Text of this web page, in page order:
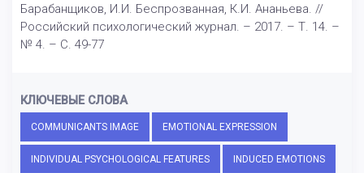
Барабанщиков, И.И. Беспрозванная, К.И. Ананьева. //
Российский психологический журнал. – 2017. – Т. 14. –
№ 4. – С. 49-77
КЛЮЧЕВЫЕ СЛОВА
COMMUNICANTS IMAGE EMOTIONAL EXPRESSION
INDIVIDUAL PSYCHOLOGICAL FEATURES INDUCED EMOTIONS